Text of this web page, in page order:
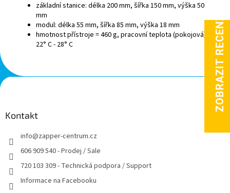
základní stanice: délka 200 mm, šířka 150 mm, výška 50
mm
modul: délka 55 mm, šířka 85 mm, výška 18 mm
hmotnost přístroje = 460 g, pracovní teplota (pokojová):
22° C - 28° C
Z
á
Kontakt
info@zapper-centrum.cz
606 909 540 - Prodej / Sale
720 103 309 - Technická podpora / Support
Informace na Facebooku